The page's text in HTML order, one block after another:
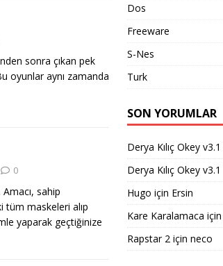
sonra çıkan pek
oyunlar aynı zamanda
0
sahip
maskeleri alıp
yaparak geçtiğinize
Dos
Freeware
S-Nes
Turk
SON YORUMLAR
Derya Kılıç Okey v3.1
Derya Kılıç Okey v3.1
Hugo için Ersin
Kare Karalamaca için
Rapstar 2 için neco